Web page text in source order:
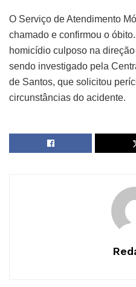
O Serviço de Atendimento
chamado e confirmou o
homicídio culposo na
sendo investigado pela
de Santos, que solicitou
circunstâncias do acidente.